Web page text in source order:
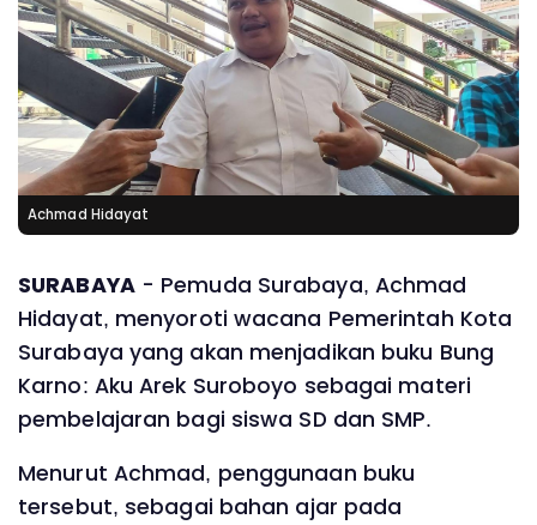
Achmad Hidayat
‎SURABAYA- Pemuda Surabaya, Achmad
Hidayat, menyoroti wacana Pemerintah Kota
Surabaya yang akan menjadikan buku Bung
Karno: Aku Arek Suroboyo sebagai materi
pembelajaran bagi siswa SD dan SMP.
‎Menurut Achmad, penggunaan buku
tersebut, sebagai bahan ajar pada